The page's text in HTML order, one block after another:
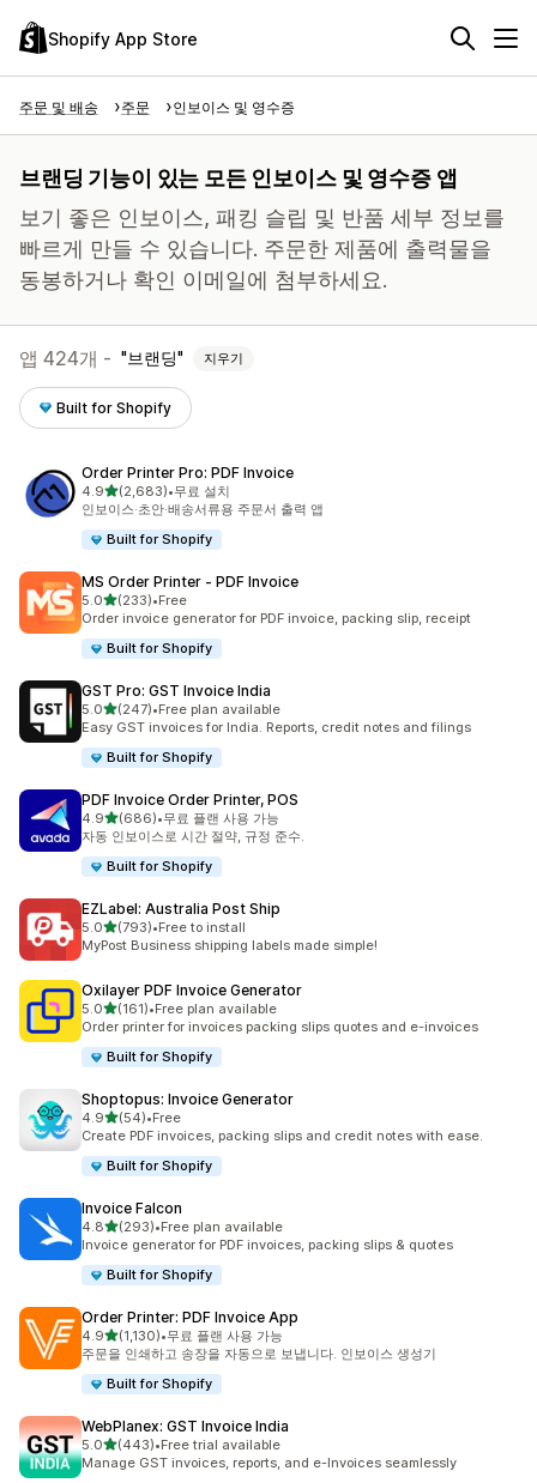
Shopify App Store
주문 및 배송 주문 인보이스 및 영수증
브랜딩 기능이 있는 모든 인보이스 및 영수증 앱
보기 좋은 인보이스, 패킹 슬립 및 반품 세부 정보를
빠르게 만들 수 있습니다. 주문한 제품에 출력물을
동봉하거나 확인 이메일에 첨부하세요.
앱 424개 - 브랜딩 지우기
Built for Shopify
Order Printer Pro: PDF Invoice
4.9별 5개 중
(2,683)
총 리뷰 2683개
•무료 설치
인보이스·초안·배송서류용 주문서 출력 앱
Built for Shopify
MS Order Printer ‑ PDF Invoice
5.0별 5개 중
(233)
총 리뷰 233개
•Free
Order invoice generator for PDF invoice, packing slip, receipt
Built for Shopify
GST Pro: GST Invoice India
5.0별 5개 중
(247)
총 리뷰 247개
•Free plan available
Easy GST invoices for India. Reports, credit notes and filings
Built for Shopify
PDF Invoice Order Printer, POS
4.9별 5개 중
(686)
총 리뷰 686개
•무료 플랜 사용 가능
자동 인보이스로 시간 절약, 규정 준수.
Built for Shopify
EZLabel: Australia Post Ship
5.0별 5개 중
(793)
총 리뷰 793개
•Free to install
MyPost Business shipping labels made simple!
Oxilayer PDF Invoice Generator
5.0별 5개 중
(161)
총 리뷰 161개
•Free plan available
Order printer for invoices packing slips quotes and e-invoices
Built for Shopify
Shoptopus: Invoice Generator
4.9별 5개 중
(54)
총 리뷰 54개
•Free
Create PDF invoices, packing slips and credit notes with ease.
Built for Shopify
Invoice Falcon
4.8별 5개 중
(293)
총 리뷰 293개
•Free plan available
Invoice generator for PDF invoices, packing slips & quotes
Built for Shopify
Order Printer: PDF Invoice App
4.9별 5개 중
(1,130)
총 리뷰 1130개
•무료 플랜 사용 가능
주문을 인쇄하고 송장을 자동으로 보냅니다. 인보이스 생성기
Built for Shopify
WebPlanex: GST Invoice India
5.0별 5개 중
(443)
총 리뷰 443개
•Free trial available
Manage GST invoices, reports, and e-Invoices seamlessly